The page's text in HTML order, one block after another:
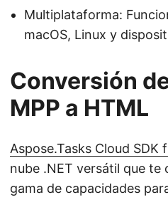
Multiplataforma:
macOS, Linux y
Conversión
MPP a HTML
Aspose.Tasks Cloud SDK
nube .NET versátil que te
gama de capacidades